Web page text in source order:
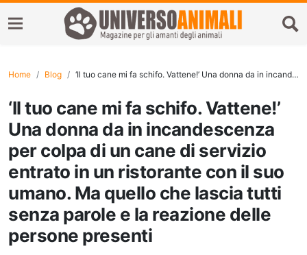
Home Blog ‘Il tuo cane mi fa schifo. Vattene!’ Una donna da in incandescenza per colpa di un cane di servizio entrato in un ristorante con il suo umano. Ma quello che lascia tutti senza parole e la reazione delle persone presenti
‘Il tuo cane mi fa schifo. Vattene!’
Una donna da in incandescenza
per colpa di un cane di servizio
entrato in un ristorante con il suo
umano. Ma quello che lascia tutti
senza parole e la reazione delle
persone presenti